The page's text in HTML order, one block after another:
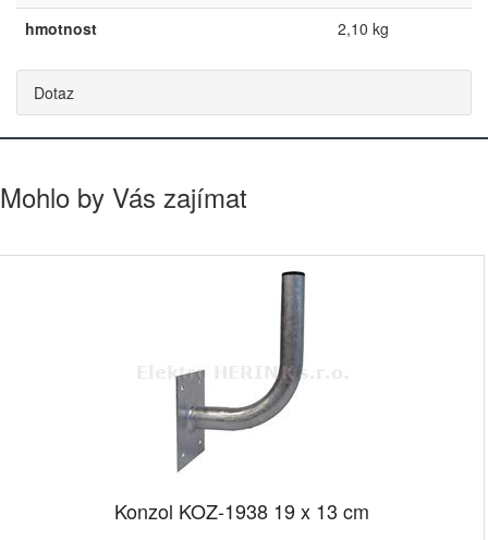
hmotnost
2,10 kg
Dotaz
Mohlo by Vás zajímat
Konzol KOZ-1938 19 x 13 cm